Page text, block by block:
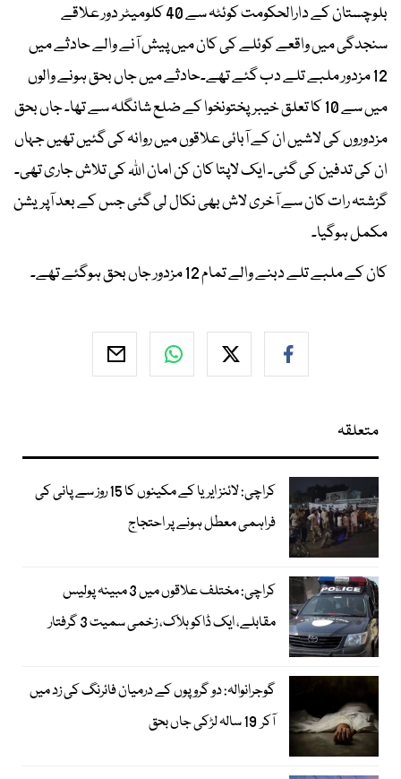
بلوچستان کے دارالحکومت کوئٹہ سے 40 کلومیٹر دور علاقے
سنجدگی میں واقعے کوئلے کی کان میں پیش آنے والے حادثے میں
12 مزدور ملبے تلے دب گئے تھے۔حادثے میں جاں بحق ہونے والوں
میں سے 10 کا تعلق خیبرپختونخوا کے ضلع شانگلہ سے تھا۔ جاں بحق
مزدوروں کی لاشیں ان کے آبائی علاقوں میں روانہ کی گئیں تھیں جہاں
ان کی تدفین کی گئی۔ ایک لاپتا کان کن امان اللہ کی تلاش جاری تھی۔
گزشتہ رات کان سے آخری لاش بھی نکال لی گئی جس کے بعد آپریشن
مکمل ہوگیا۔
کان کے ملبے تلے دبنے والے تمام 12 مزدور جاں بحق ہوگئے تھے۔
متعلقہ
کراچی: لائنز ایریا کے مکینوں کا 15 روز سے پانی کی
فراہمی معطل ہونے پر احتجاج
کراچی: مختلف علاقوں میں 3 مبینہ پولیس
مقابلے، ایک ڈاکو ہلاک، زخمی سمیت 3 گرفتار
گوجرانوالہ: دو گروپوں کے درمیان فائرنگ کی زد میں
آکر 19 سالہ لڑکی جاں بحق